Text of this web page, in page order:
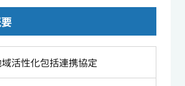
活性化包括連携協定